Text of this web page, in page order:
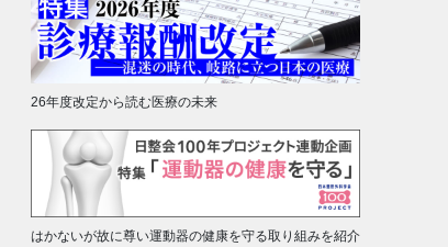
26年度改定から読む医療の未来
はかないが故に尊い運動器の健康を守る取り組みを紹介